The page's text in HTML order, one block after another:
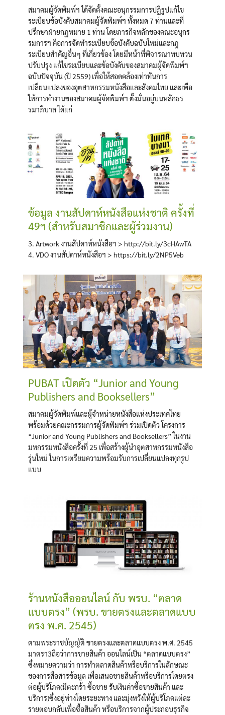
Search
สมาคมผู้จัดพิมพ์ฯ ได้จัดตั้งคณะอนุกรรมการปฏิรูปแก้ไข
ระเบียบข้อบังคับสมาคมผู้จัดพิมพ์ฯ ทั้งหมด 7 ท่านและที่
ปรึกษาฝ่ายกฏหมาย 1 ท่าน โดยภารกิจหลักของคณะอนุกร
รมการฯ คือการจัดทำระเบียบข้อบังคับฉบับใหม่และกฎ
ระเบียบสำคัญอื่นๆ ที่เกี่ยวข้อง โดยมีหน้าที่พิจารณาทบทวน
ปรับปรุง แก้ไขระเบียบและข้อบังคับของสมาคมผู้จัดพิมพ์ฯ
ฉบับปัจจุบัน (ปี 2559) เพื่อให้สอดคล้องเท่าทันการ
เปลี่ยนแปลงของอุตสาหกรรมหนังสือและสังคมไทย และเพื่อ
ให้การทำงานของสมาคมผู้จัดพิมพ์ฯ ตั้งมั่นอยู่บนหลักธร
รมาภิบาล ได้แก่
ข้อมูล งานสัปดาห์หนังสือแห่งชาติ ครั้งที่
49ฯ (สำหรับสมาชิกและผู้ร่วมงาน)
3. Artwork งานสัปดาห์หนังสือฯ > http://bit.ly/3cHAwTA
4. VDO งานสัปดาห์หนังสือฯ > https://bit.ly/2NP5Veb
PUBAT เปิดตัว “Junior and Young
Publishers and Booksellers”
สมาคมผู้จัดพิมพ์และผู้จำหน่ายหนังสือแห่งประเทศไทย
พร้อมด้วยคณะกรรมการผู้จัดพิมพ์ฯ ร่วมเปิดตัว โครงการ
“Junior and Young Publishers and Booksellers” ในงาน
มหกรรมหนังสือครั้งที่ 25 เพื่อสร้างผู้นำอุตสาหกรรมหนังสือ
รุ่นใหม่ ในการเตรียมความพร้อมรับการเปลี่ยนแปลงทุกรูป
แบบ
ร้านหนังสือออนไลน์ กับ พรบ. “ตลาด
แบบตรง” (พรบ. ขายตรงและตลาดแบบ
ตรง พ.ศ. 2545)
ตามพระราชบัญญัติ ขายตรงและตลาดแบบตรง พ.ศ. 2545
มาตรา3ถือว่าการขายสินค้า ออนไลน์เป็น “ตลาดแบบตรง”
ซึ่งหมายความว่า การทำตลาดสินค้าหรือบริการในลักษณะ
ของการสื่อสารข้อมูล เพื่อเสนอขายสินค้าหรือบริการโดยตรง
ต่อผู้บริโภค(มีตะกร้า ซื้อขาย รับเงินค่าซื้อขายสินค้า และ
บริการ)ซึ่งอยู่ห่างโดยระยะทาง และมุ่งหวังให้ผู้บริโภคแต่ละ
รายตอบกลับเพื่อซื้อสินค้า หรือบริการจากผู้ประกอบธุรกิจ